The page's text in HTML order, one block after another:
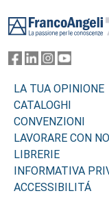
LA TUA OPINIONE
CATALOGHI
CONVENZIONI
LAVORARE CON
LIBRERIE
INFORMATIVA
ACCESSIBILITÁ